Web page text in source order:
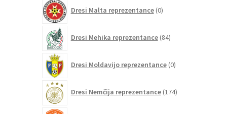
Dresi Malta reprezentance 0izdelkov
Dresi Mehika reprezentance 84izdelkov
Dresi Moldavijo reprezentance 0izdelkov
Dresi Nemčija reprezentance 174izdelkov